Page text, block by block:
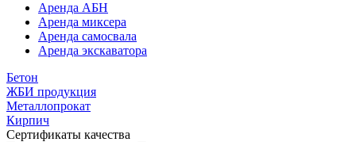
Аренда АБН
Аренда миксера
Аренда самосвала
Аренда экскаватора
Бетон
ЖБИ продукция
Металлопрокат
Кирпич
Сертификаты качества